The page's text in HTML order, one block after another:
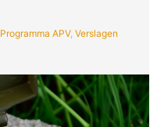
Programma APV, Verslagen